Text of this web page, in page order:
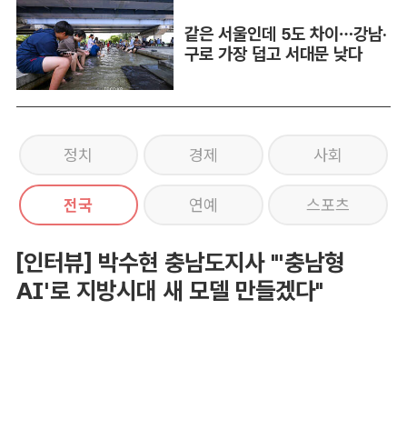
같은 서울인데 5도 차이…강남·
구로 가장 덥고 서대문 낮다
정치 경제 사회
전국 연예 스포츠
[인터뷰] 박수현 충남도지사 "'충남형
AI'로 지방시대 새 모델 만들겠다"